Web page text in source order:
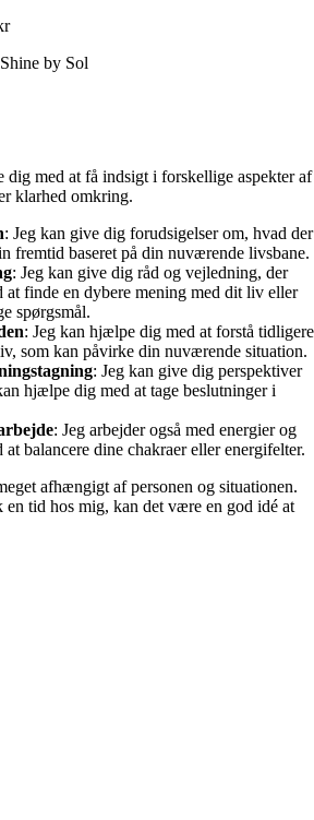
by Sol
med at få indsigt i forskellige aspekter af
klarhed omkring.
: Jeg kan give dig forudsigelser om, hvad der
fremtid baseret på din nuværende livsbane.
: Jeg kan give dig råd og vejledning, der
finde en dybere mening med dit liv eller
spørgsmål.
: Jeg kan hjælpe dig med at forstå tidligere
som kan påvirke din nuværende situation.
: Jeg kan give dig perspektiver
hjælpe dig med at tage beslutninger i
: Jeg arbejder også med energier og
balancere dine chakraer eller energifelter.
afhængigt af personen og situationen.
tid hos mig, kan det være en god idé at